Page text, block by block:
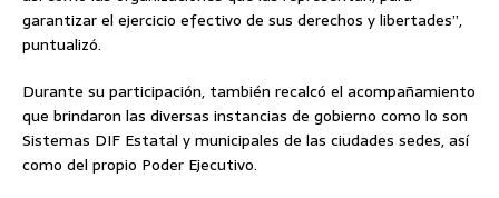
garantizar el ejercicio efectivo de sus derechos y libertades”,
puntualizó.
Durante su participación, también recalcó el acompañamiento
que brindaron las diversas instancias de gobierno como lo son
Sistemas DIF Estatal y municipales de las ciudades sedes, así
como del propio Poder Ejecutivo.